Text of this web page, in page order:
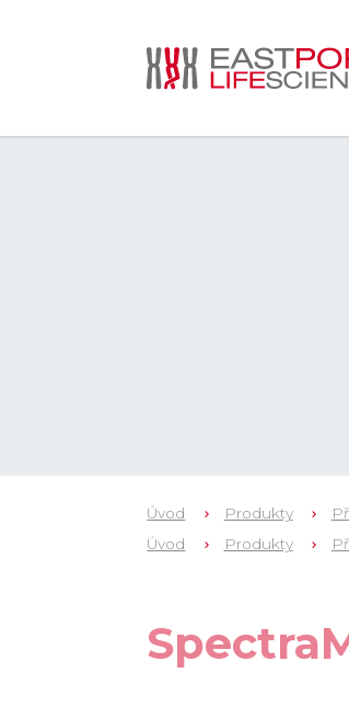
Úvod Produkty
Úvod
Produkty